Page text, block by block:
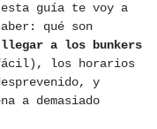
esta guía te voy a
qué son
llegar a los bunkers
los horarios
y
a demasiado